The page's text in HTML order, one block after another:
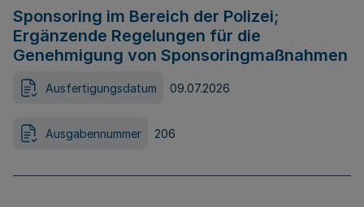
Sponsoring im Bereich der Polizei;
Ergänzende Regelungen für die
Genehmigung von Sponsoringmaßnahmen
Ausfertigungsdatum 09.07.2026
Ausgabennummer 206